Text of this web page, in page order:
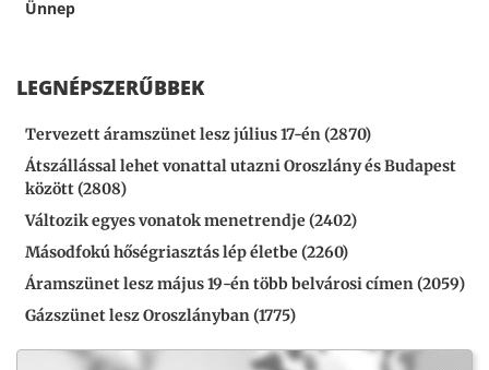
Ünnep
LEGNÉPSZERŰBBEK
Tervezett áramszünet lesz július 17-én (2870)
Átszállással lehet vonattal utazni Oroszlány és Budapest
között (2808)
Változik egyes vonatok menetrendje (2402)
Másodfokú hőségriasztás lép életbe (2260)
Áramszünet lesz május 19-én több belvárosi címen (2059)
Gázszünet lesz Oroszlányban (1775)